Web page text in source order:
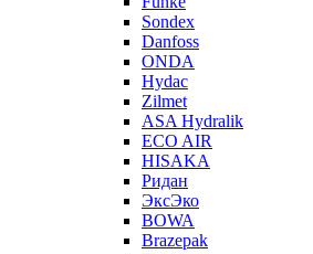
Sondex
Danfoss
ONDA
Hydac
Zilmet
ASA Hydralik
ECO AIR
HISAKA
Ридан
ЭксЭко
BOWA
Brazepak